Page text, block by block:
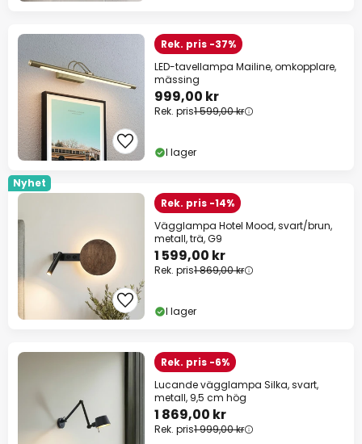
Rek. pris -37%
LED-tavellampa Mailine, omkopplare,
mässing
999,00 kr
Rek. pris1 599,00 kr
I lager
Nyhet
Rek. pris -14%
Vägglampa Hotel Mood, svart/brun,
metall, trä, G9
1 599,00 kr
Rek. pris1 869,00 kr
I lager
Rek. pris -6%
Lucande vägglampa Silka, svart,
metall, 9,5 cm hög
1 869,00 kr
Rek. pris1 999,00 kr